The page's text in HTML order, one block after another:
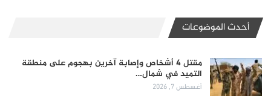
أحدث الموضوعات
مقتل 4 أشخاص وإصابة آخرين بهجوم على منطقة
التميد في شمال…
أغسطس 7, 2026